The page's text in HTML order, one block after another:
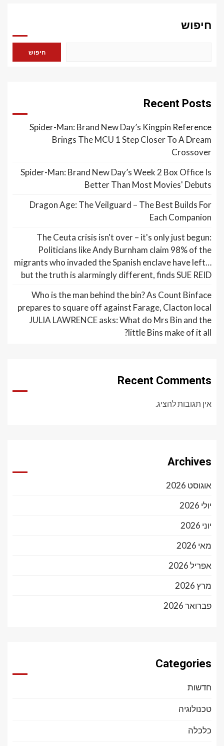
חיפוש
חיפוש
Recent Posts
Spider-Man: Brand New Day’s Kingpin Reference
Brings The MCU 1 Step Closer To A Dream
Crossover
Spider-Man: Brand New Day’s Week 2 Box Office Is
Better Than Most Movies' Debuts
Dragon Age: The Veilguard – The Best Builds For
Each Companion
The Ceuta crisis isn't over – it's only just begun:
Politicians like Andy Burnham claim 98% of the
migrants who invaded the Spanish enclave have left…
but the truth is alarmingly different, finds SUE REID
Who is the man behind the bin? As Count Binface
prepares to square off against Farage, Clacton local
JULIA LAWRENCE asks: What do Mrs Bin and the
little Bins make of it all?
Recent Comments
אין תגובות להציג.
Archives
אוגוסט 2026
יולי 2026
יוני 2026
מאי 2026
אפריל 2026
מרץ 2026
פברואר 2026
Categories
חדשות
טכנולוגיה
כלכלה